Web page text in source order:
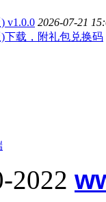
v1.0.0 2026-07-21
下载，附礼包兑换码
2022